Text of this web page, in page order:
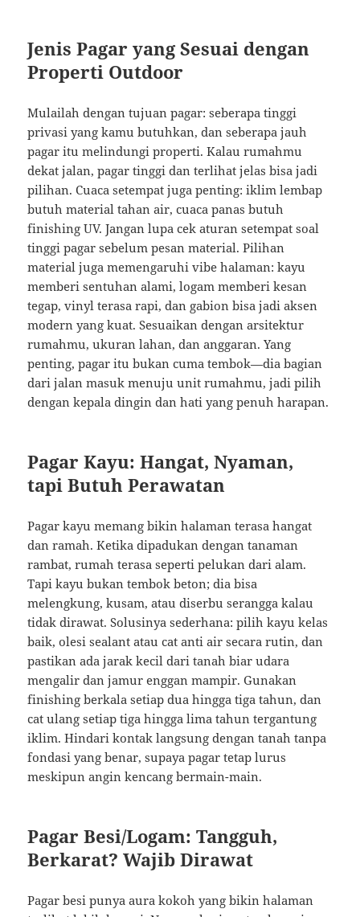
Jenis Pagar yang Sesuai dengan
Properti Outdoor
Mulailah dengan tujuan pagar: seberapa tinggi
privasi yang kamu butuhkan, dan seberapa jauh
pagar itu melindungi properti. Kalau rumahmu
dekat jalan, pagar tinggi dan terlihat jelas bisa jadi
pilihan. Cuaca setempat juga penting: iklim lembap
butuh material tahan air, cuaca panas butuh
finishing UV. Jangan lupa cek aturan setempat soal
tinggi pagar sebelum pesan material. Pilihan
material juga memengaruhi vibe halaman: kayu
memberi sentuhan alami, logam memberi kesan
tegap, vinyl terasa rapi, dan gabion bisa jadi aksen
modern yang kuat. Sesuaikan dengan arsitektur
rumahmu, ukuran lahan, dan anggaran. Yang
penting, pagar itu bukan cuma tembok—dia bagian
dari jalan masuk menuju unit rumahmu, jadi pilih
dengan kepala dingin dan hati yang penuh harapan.
Pagar Kayu: Hangat, Nyaman,
tapi Butuh Perawatan
Pagar kayu memang bikin halaman terasa hangat
dan ramah. Ketika dipadukan dengan tanaman
rambat, rumah terasa seperti pelukan dari alam.
Tapi kayu bukan tembok beton; dia bisa
melengkung, kusam, atau diserbu serangga kalau
tidak dirawat. Solusinya sederhana: pilih kayu kelas
baik, olesi sealant atau cat anti air secara rutin, dan
pastikan ada jarak kecil dari tanah biar udara
mengalir dan jamur enggan mampir. Gunakan
finishing berkala setiap dua hingga tiga tahun, dan
cat ulang setiap tiga hingga lima tahun tergantung
iklim. Hindari kontak langsung dengan tanah tanpa
fondasi yang benar, supaya pagar tetap lurus
meskipun angin kencang bermain-main.
Pagar Besi/Logam: Tangguh,
Berkarat? Wajib Dirawat
Pagar besi punya aura kokoh yang bikin halaman